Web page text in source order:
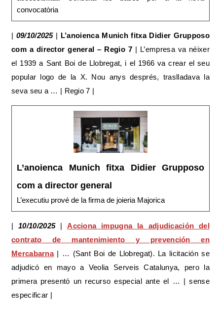
convocatòria
| 09/10/2025| L’anoienca Munich fitxa Didier Grupposo
com a director general – Regio 7 | L’empresa va néixer
el 1939 a Sant Boi de Llobregat, i el 1966 va crear el seu
popular logo de la X. Nou anys després, traslladava la
seva seu a … | Regio 7 |
L’anoienca Munich fitxa Didier Grupposo
com a director general
L’executiu prové de la firma de joieria Majorica
|10/10/2025|Acciona impugna la adjudicación del
contrato de mantenimiento y prevención en
Mercabarna| … (Sant Boi de Llobregat). La licitación se
adjudicó en mayo a Veolia Serveis Catalunya, pero la
primera presentó un recurso especial ante el … | sense
especificar |